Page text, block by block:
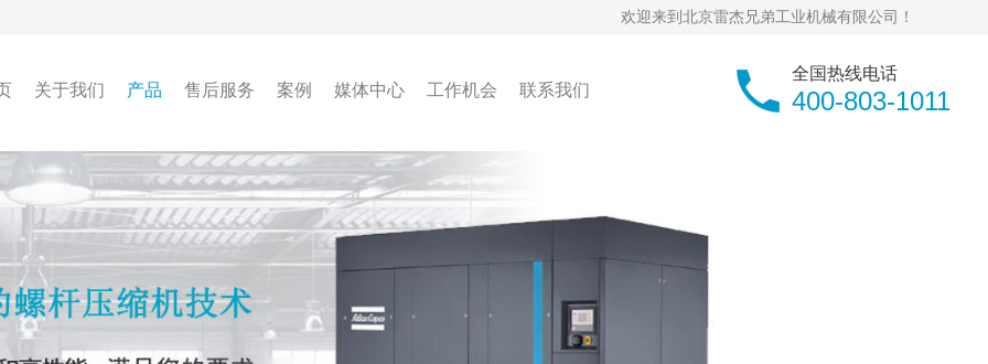
欢迎来到北京雷杰兄弟工业机械有限公司！
关于我们 产品 售后服务 案例 媒体中心 工作机会 联系我们
全国热线电话
400-803-1011